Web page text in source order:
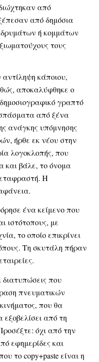
από
από δημόσια
ή κομμάτων
τους
κάποιου,
αποκαλύφθηκε ο
γραπτό
από ξένα
ανάγκης υπόμνησης
ήρθε εκ νέου στην
λογοκλοπής, που
και βάλε, το όνομα
Η
ένα κείμενο που
ιστότοπους, με
το οποίο επικρίνει
Τη σκυτάλη πήραν
διατυπώσεις που
πνευματικών
που θα
εξοβελίσει από τη
όχι από την
εφημερίδες και
το copy+paste είναι η